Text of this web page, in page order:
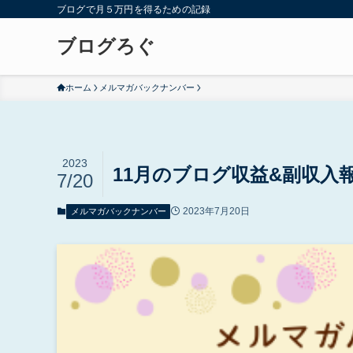
ブログで月５万円を得るための記録
ブログろぐ
ホーム メルマガバックナンバー
11月のブログ収益&副収入
2023
7/20
メルマガバックナンバー 2023年7月20日